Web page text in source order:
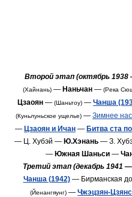
Второй этап (октябрь 1938
(Хайнань) — Наньчан — (Река
Цзаоян — (Шаньтоу) — Чанша
(Куньлуньское ущелье) — Зимнее
— Цзаоян и Ичан — Битва ста
— Ц. Хубэй — Ю.Хэнань — З.
— Южная Шаньси —
Третий этап (декабрь 1941
Чанша (1942)— Бирманская
(Йенангяунг) — Чжэцзян-